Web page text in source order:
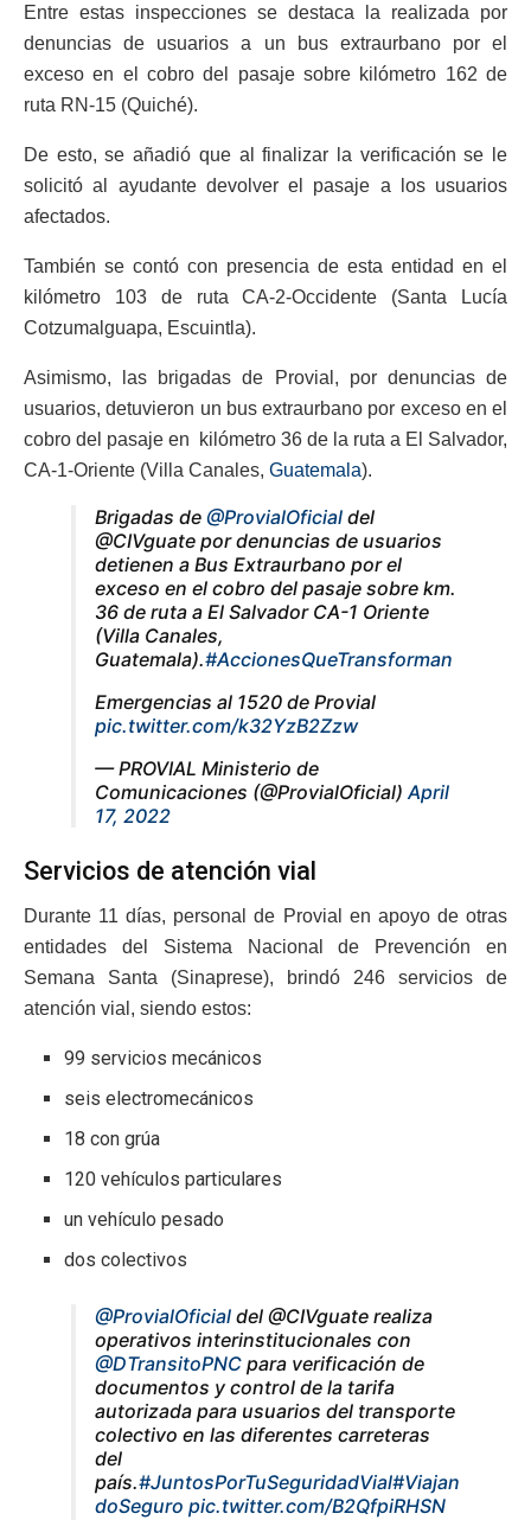
Entre estas inspecciones se destaca la realizada por
denuncias de usuarios a un bus extraurbano por el
exceso en el cobro del pasaje sobre kilómetro 162 de
ruta RN-15 (Quiché).
De esto, se añadió que al finalizar la verificación se le
solicitó al ayudante devolver el pasaje a los usuarios
afectados.
También se contó con presencia de esta entidad en el
kilómetro 103 de ruta CA-2-Occidente (Santa Lucía
Cotzumalguapa, Escuintla).
Asimismo, las brigadas de Provial, por denuncias de
usuarios, detuvieron un bus extraurbano por exceso en el
cobro del pasaje en kilómetro 36 de la ruta a El Salvador,
CA-1-Oriente (Villa Canales, Guatemala).
Brigadas de @ProvialOficial del
@CIVguate por denuncias de usuarios
detienen a Bus Extraurbano por el
exceso en el cobro del pasaje sobre km.
36 de ruta a El Salvador CA-1 Oriente
(Villa Canales,
Guatemala).#AccionesQueTransforman
Emergencias al 1520 de Provial
pic.twitter.com/k32YzB2Zzw
— PROVIAL Ministerio de
Comunicaciones (@ProvialOficial) April
17, 2022
Servicios de atención vial
Durante 11 días, personal de Provial en apoyo de otras
entidades del Sistema Nacional de Prevención en
Semana Santa (Sinaprese), brindó 246 servicios de
atención vial, siendo estos:
99 servicios mecánicos
seis electromecánicos
18 con grúa
120 vehículos particulares
un vehículo pesado
dos colectivos
@ProvialOficial del @CIVguate realiza
operativos interinstitucionales con
@DTransitoPNC para verificación de
documentos y control de la tarifa
autorizada para usuarios del transporte
colectivo en las diferentes carreteras
del
país.#JuntosPorTuSeguridadVial#Viajan
doSeguro pic.twitter.com/B2QfpiRHSN